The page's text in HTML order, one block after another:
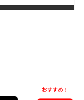
おすすめ！